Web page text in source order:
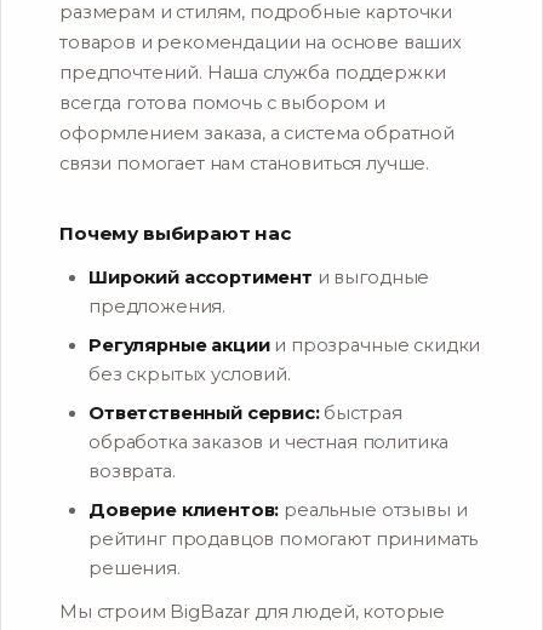
размерам и стилям, подробные карточки
товаров и рекомендации на основе ваших
предпочтений. Наша служба поддержки
всегда готова помочь с выбором и
оформлением заказа, а система обратной
связи помогает нам становиться лучше.
Почему выбирают нас
Широкий ассортимент и выгодные
предложения.
Регулярные акциии прозрачные скидки
без скрытых условий.
Ответственный сервис:быстрая
обработка заказов и честная политика
возврата.
Доверие клиентов: реальные отзывы и
рейтинг продавцов помогают принимать
решения.
Мы строим BigBazar для людей, которые